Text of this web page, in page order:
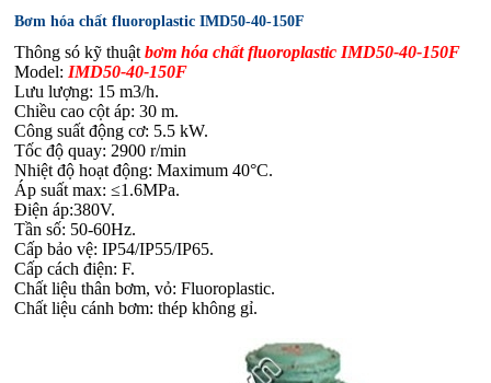
Bơm hóa chất fluoroplastic IMD50-40-150F
Thông só kỹ thuật bơm hóa chất fluoroplastic IMD50-40-150F
Model: IMD50-40-150F
Lưu lượng: 15 m3/h.
Chiều cao cột áp: 30 m.
Công suất động cơ: 5.5 kW.
Tốc độ quay: 2900 r/min
Nhiệt độ hoạt động: Maximum 40°C.
Áp suất max: ≤1.6MPa.
Điện áp:380V.
Tần số: 50-60Hz.
Cấp bảo vệ: IP54/IP55/IP65.
Cấp cách điện: F.
Chất liệu thân bơm, vỏ: Fluoroplastic.
Chất liệu cánh bơm: thép không gỉ.